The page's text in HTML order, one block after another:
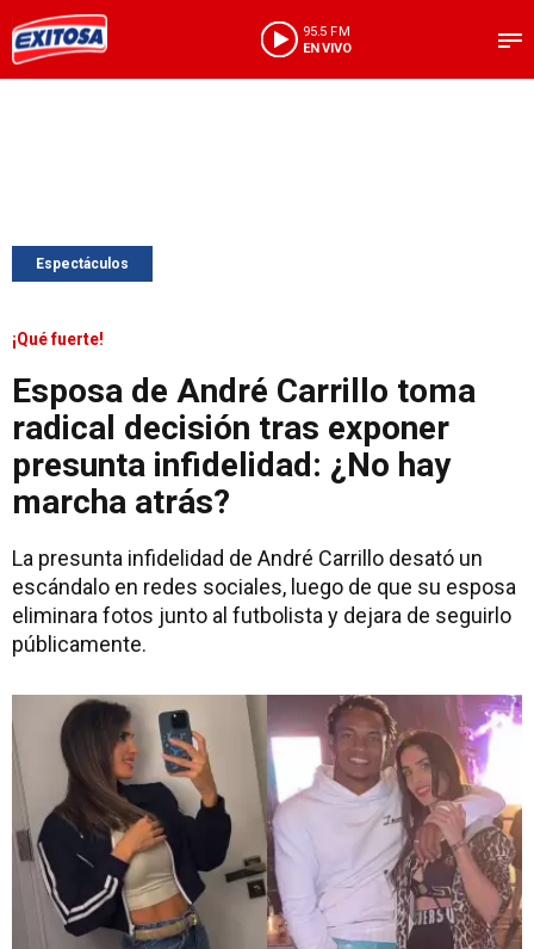
95.5 FM
EN VIVO
Espectáculos
¡Qué fuerte!
Esposa de André Carrillo toma
radical decisión tras exponer
presunta infidelidad: ¿No hay
marcha atrás?
La presunta infidelidad de André Carrillo desató un
escándalo en redes sociales, luego de que su esposa
eliminara fotos junto al futbolista y dejara de seguirlo
públicamente.